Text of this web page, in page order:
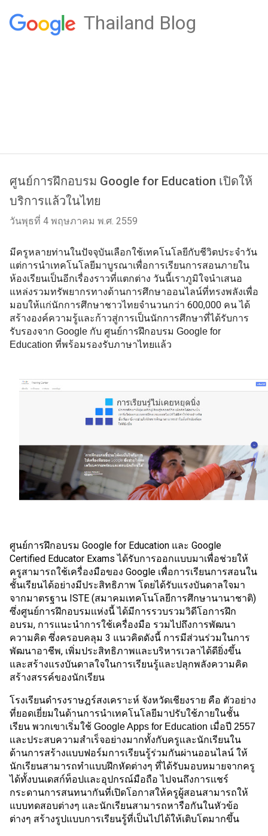
Thailand Blog
ศูนย์การฝึกอบรม Google for Education เปิดให้
บริการแล้วในไทย
วันพุธที่ 4 พฤษภาคม พ.ศ. 2559
มีครูหลายท่านในปัจจุบันเลือกใช้เทคโนโลยีกับชีวิตประจำวัน
แต่การนำเทคโนโลยีมาบูรณาเพื่อการเรียนการสอนภายใน
ห้องเรียนเป็นอีกเรื่องราวที่แตกต่าง วันนี้เราภูมิใจนำเสนอ
แหล่งรวมทรัพยากรทางด้านการศึกษาออนไลน์ที่ทรงพลังเพื่อ
มอบให้เเก่นักการศึกษาชาวไทยจำนวนกว่า 600,000 คน ได้
สร้างองค์ความรู้และก้าวสู่การเป็นนักการศึกษาที่ได้รับการ
รับรองจาก Google กับ ศูนย์การฝึกอบรม Google for
Education ที่พร้อมรองรับภาษาไทยเเล้ว
ศูนย์การฝึกอบรม Google for Education และ Google
Certified Educator Exams ได้รับการออกแบบมาเพื่อช่วยให้
ครูสามารถใช้เครื่องมือของ Google เพื่อการเรียนการสอนใน
ชั้นเรียนได้อย่างมีประสิทธิภาพ โดยได้รับแรงบันดาลใจมา
จากมาตรฐาน ISTE (สมาคมเทคโนโลยีการศึกษานานาชาติ)
ซึ่งศูนย์การฝึกอบรมเเห่งนี้ ได้มีการรวบรวมวิดีโอการฝึก
อบรม, การแนะนำการใช้เครื่องมือ รวมไปถึงการพัฒนา
ความคิด ซึ่งครอบคลุม 3 แนวคิดดังนี้ การมีส่วนร่วมในการ
พัฒนาอาชีพ, เพิ่มประสิทธิภาพและบริหารเวลาได้ดียิ่งขึ้น
และสร้างแรงบันดาลใจในการเรียนรู้และปลุกพลังความคิด
สร้างสรรค์ของนักเรียน
โรงเรียนดำรงราษฎร์สงเคราะห์ จังหวัดเชียงราย คือ ตัวอย่าง
ที่ยอดเยี่ยมในด้านการนำเทคโนโลยีมาปรับใช้ภายในชั้น
เรียน พวกเขาเริ่มใช้ Google Apps for Education เมื่อปี 2557
เเละประสบความสำเร็จอย่างมากทั้งกับครูเเละนักเรียนใน
ด้านการสร้างเเบบฟอร์มการเรียนรู้ร่วมกันผ่านออนไลน์ ให้
นักเรียนสามารถทำแบบฝึกหัดต่างๆ ที่ได้รับมอบหมายจากครู
ได้ทั้งบนเดสก์ท็อปเเละอุปกรณ์มือถือ ไปจนถึงการเเชร์
กระดานการสนทนากันที่เปิดโอกาสให้ครูผู้สอนสามารถให้
แบบทดสอบต่างๆ เเละนักเรียนสามารถหารือกันในหัวข้อ
ต่างๆ สร้างรูปแบบการเรียนรู้ที่เป็นไปได้ให้เติบโตมากขึ้น